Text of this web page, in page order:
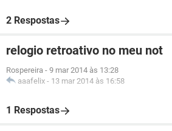
2 Respostas
relogio retroativo no meu not
Rospereira - 9 mar 2014 às 13:28
aaafelix - 13 mar 2014 às 16:58
1 Respostas